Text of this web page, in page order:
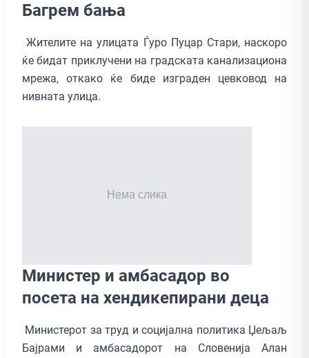
Багрем бања
Жителите на улицата Ѓуро Пуцар Стари, наскоро
ќе бидат приклучени на градската канализациона
мрежа, откако ќе биде изграден цевковод на
нивната улица.
Министер и амбасадор во
посета на хендикепирани деца
Министерот за труд и социјална политика Џељаљ
Бајрами и амбасадорот на Словенија Алан